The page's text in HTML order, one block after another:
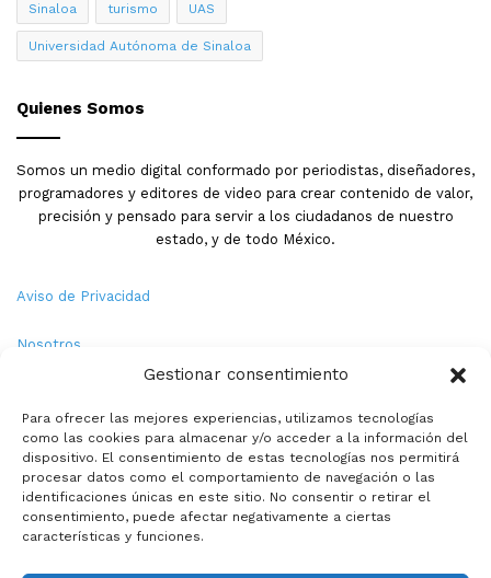
Gestionar consentimiento
Para ofrecer las mejores experiencias, utilizamos tecnologías
como las cookies para almacenar y/o acceder a la información del
dispositivo. El consentimiento de estas tecnologías nos permitirá
procesar datos como el comportamiento de navegación o las
identificaciones únicas en este sitio. No consentir o retirar el
consentimiento, puede afectar negativamente a ciertas
características y funciones.
Sinaloa turismo UAS
Universidad Autónoma de Sinaloa
Quienes Somos
Somos un medio digital conformado por periodistas, diseñadores,
programadores y editores de video para crear contenido de valor,
precisión y pensado para servir a los ciudadanos de nuestro
estado, y de todo México.
Aviso de Privacidad
Nosotros
Política de Cookies
Contacto